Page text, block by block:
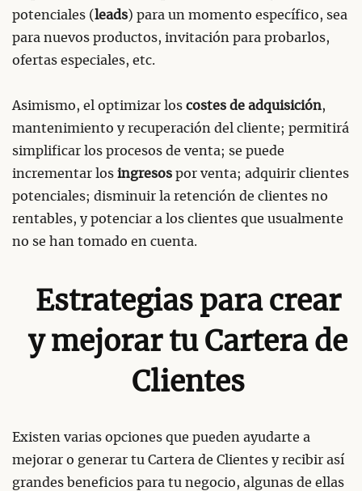
potenciales (leads) para un momento específico, sea
para nuevos productos, invitación para probarlos,
ofertas especiales, etc.
Asimismo, el optimizar los costes de adquisición,
mantenimiento y recuperación del cliente; permitirá
simplificar los procesos de venta; se puede
incrementar los ingresos por venta; adquirir clientes
potenciales; disminuir la retención de clientes no
rentables, y potenciar a los clientes que usualmente
no se han tomado en cuenta.
Estrategias para crear
y mejorar tu Cartera de
Clientes
Existen varias opciones que pueden ayudarte a
mejorar o generar tu Cartera de Clientes y recibir así
grandes beneficios para tu negocio, algunas de ellas